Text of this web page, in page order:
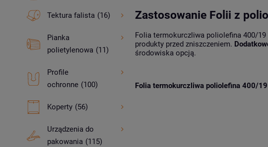
Tektura falista (16)
Pianka
polietylenowa (11)
Profile
ochronne (100)
Koperty (56)
Urządzenia do
pakowania (115)
Zastosowanie Folii z
Folia termokurczliwa poliolefina 400/19
produkty przed zniszczeniem.
środowiska opcją.
Folia termokurczliwa poliolefina 400/19